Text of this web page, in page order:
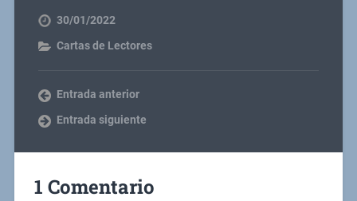
30/01/2022
Cartas de Lectores
Entrada anterior
Entrada siguiente
1 Comentario